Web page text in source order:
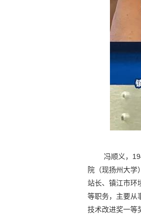
冯顺义，
院（现扬州大学
站长、镇江市环
等职务，主要从
技术改进奖一等